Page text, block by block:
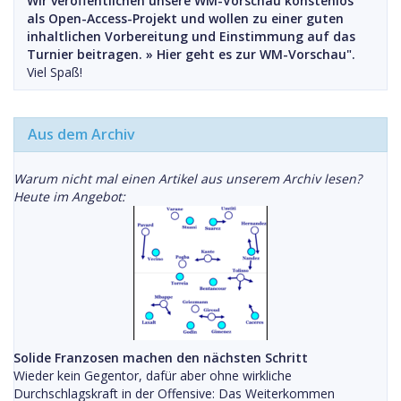
als Open-Access-Projekt und wollen zu einer guten
inhaltlichen Vorbereitung und Einstimmung auf das
Turnier beitragen. » Hier geht es zur WM-Vorschau".
Viel Spaß!
Aus dem Archiv
Warum nicht mal einen Artikel aus unserem Archiv lesen?
Heute im Angebot:
Solide Franzosen machen den nächsten Schritt
Wieder kein Gegentor, dafür aber ohne wirkliche
Durchschlagskraft in der Offensive: Das Weiterkommen